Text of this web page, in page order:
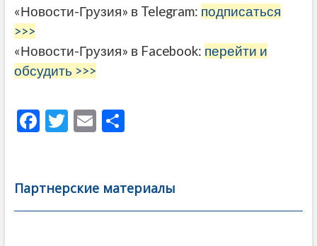
«Новости-Грузия» в Telegram: подписаться
>>>
«Новости-Грузия» в Facebook: перейти и
обсудить >>>
F
b
o
T
er
E
l
О
а
в
Партнерские материалы